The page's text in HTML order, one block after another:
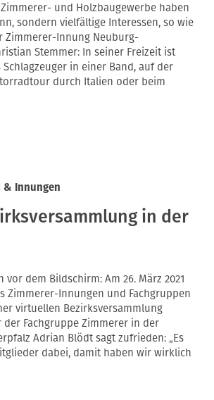
und Holzbaugewerbe haben
sondern vielfältige Interessen, so wie
Zimmerer-Innung Neuburg-
Stemmer: In seiner Freizeit ist
Schlagzeuger in einer Band, auf der
durch Italien oder beim
& Innungen
in der
vor dem Bildschirm: Am 26. März 2021
Zimmerer-Innungen und Fachgruppen
virtuellen Bezirksversammlung
der Fachgruppe Zimmerer in der
Adrian Blödt sagt zufrieden: „Es
dabei, damit haben wir wirklich